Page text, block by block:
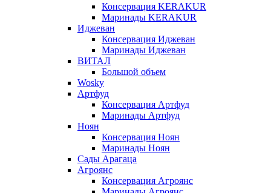
Консервация KERAKUR
Маринады KERAKUR
Иджеван
Консервация Иджеван
Маринады Иджеван
ВИТАЛ
Большой объем
Wosky
Артфуд
Консервация Артфуд
Маринады Артфуд
Ноян
Консервация Ноян
Маринады Ноян
Сады Арагаца
Агроянс
Консервация Агроянс